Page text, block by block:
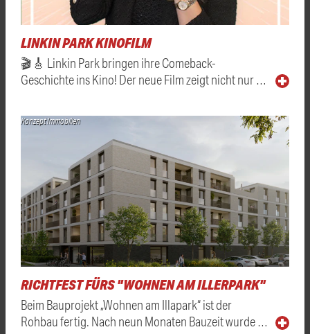
LINKIN PARK KINOFILM
🎬🎸 Linkin Park bringen ihre Comeback-
Geschichte ins Kino! Der neue Film zeigt nicht nur …
Konzept Immobilien
RICHTFEST FÜRS "WOHNEN AM ILLERPARK"
Beim Bauprojekt „Wohnen am Illapark“ ist der
Rohbau fertig. Nach neun Monaten Bauzeit wurde …